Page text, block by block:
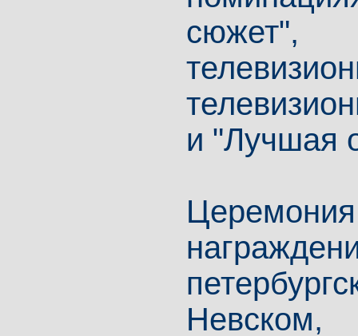
и "Лучшая